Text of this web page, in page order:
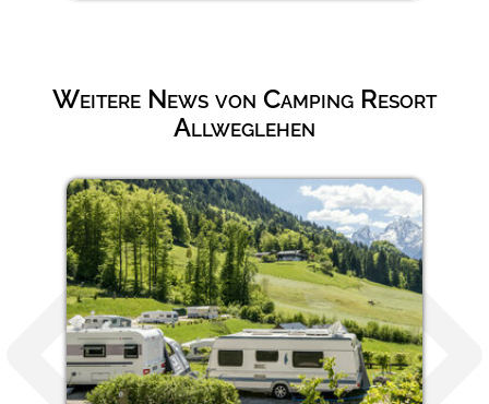
Weitere News von Camping Resort
Allweglehen